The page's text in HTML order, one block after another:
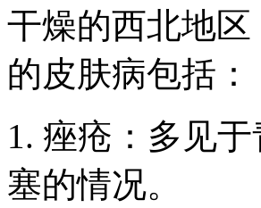
干燥的西北地
的皮肤病包括：
1. 痤疮：多见
塞的情况。